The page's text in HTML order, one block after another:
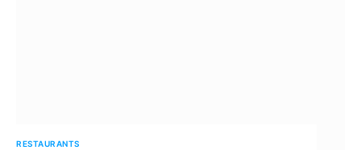
RESTAURANTS